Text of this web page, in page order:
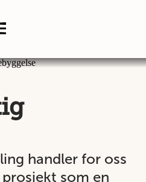
handler for oss
som en